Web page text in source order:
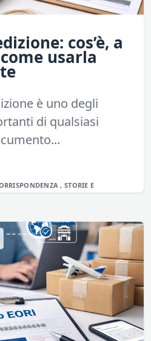
cos’è, a
usarla
è uno degli
di qualsiasi
,STORIE E